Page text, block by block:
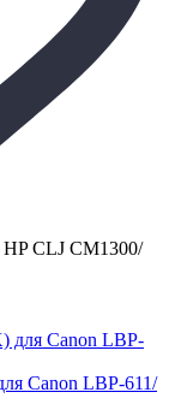
CLJ CM1300/
Canon LBP-611/